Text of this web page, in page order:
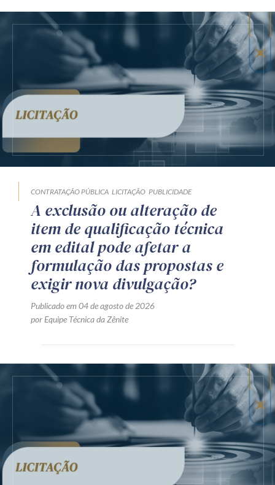
CONTRATAÇÃO PÚBLICA LICITAÇÃO PUBLICIDADE
A exclusão ou alteração de
item de qualificação técnica
em edital pode afetar a
formulação das propostas e
exigir nova divulgação?
Publicado em 04 de agosto de 2026
por Equipe Técnica da Zênite